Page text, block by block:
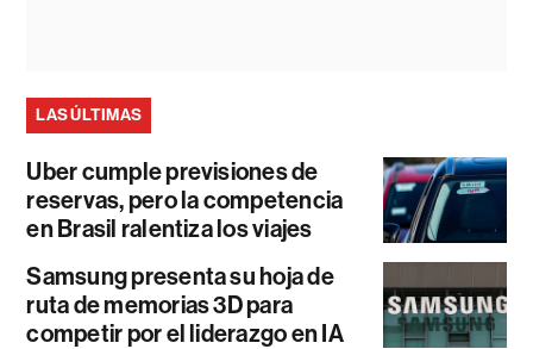
LAS ÚLTIMAS
Uber cumple previsiones de
reservas, pero la competencia
en Brasil ralentiza los viajes
Samsung presenta su hoja de
ruta de memorias 3D para
competir por el liderazgo en IA